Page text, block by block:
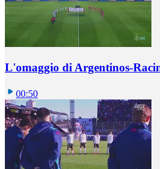
L'omaggio di Argentinos-
00:50